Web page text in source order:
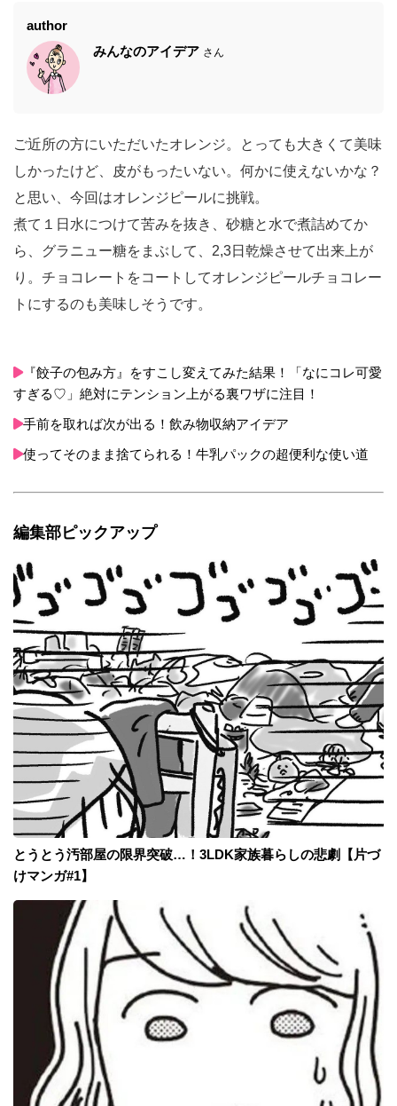
author
みんなのアイデア さん
ご近所の方にいただいたオレンジ。とっても大きくて美味
しかったけど、皮がもったいない。何かに使えないかな？
と思い、今回はオレンジピールに挑戦。
煮て１日水につけて苦みを抜き、砂糖と水で煮詰めてか
ら、グラニュー糖をまぶして、2,3日乾燥させて出来上が
り。チョコレートをコートしてオレンジピールチョコレー
トにするのも美味しそうです。
『餃子の包み方』をすこし変えてみた結果！「なにコレ可愛
すぎる♡」絶対にテンション上がる裏ワザに注目！
手前を取れば次が出る！飲み物収納アイデア
使ってそのまま捨てられる！牛乳パックの超便利な使い道
編集部ピックアップ
とうとう汚部屋の限界突破…！3LDK家族暮らしの悲劇【片づ
けマンガ#1】